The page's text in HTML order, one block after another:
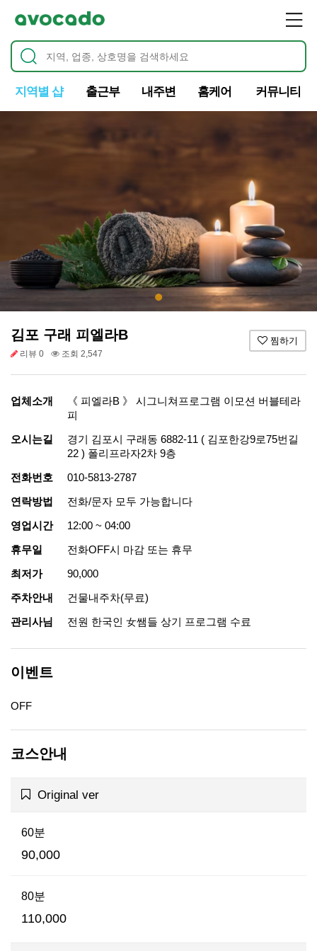
지역별 샵 출근부 내주변 홈케어 커뮤니티
김포 구래 피엘라B
리뷰 0 조회 2,547
찜하기
업체소개
《 피엘라B 》 시그니쳐프로그램 이모션 버블테라
피
오시는길
경기 김포시 구래동 6882-11 ( 김포한강9로75번길
22 ) 폴리프라자2차 9층
전화번호
010-5813-2787
연락방법
전화/문자 모두 가능합니다
영업시간
12:00 ~ 04:00
휴무일
전화OFF시 마감 또는 휴무
최저가
90,000
주차안내
건물내주차(무료)
관리사님
전원 한국인 女쌤들 상기 프로그램 수료
이벤트
OFF
코스안내
Original ver
60분
90,000
80분
110,000